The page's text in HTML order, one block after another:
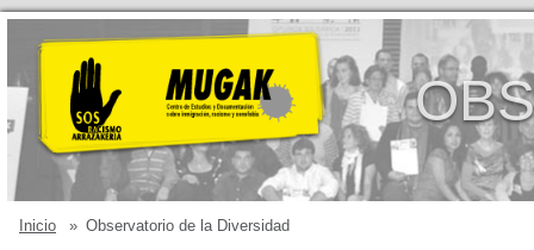
Inicio » Observatorio de la Diversidad